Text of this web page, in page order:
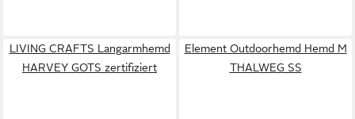
LIVING CRAFTS Langarmhemd
HARVEY GOTS zertifiziert
Element Outdoorhemd Hemd M
THALWEG SS